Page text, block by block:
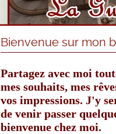
Bienvenue sur mon
Partagez avec moi
mes souhaits, mes
vos impressions. J'y
de venir passer
bienvenue chez moi.